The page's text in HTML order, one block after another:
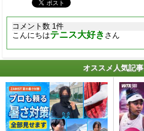
コメント数 1件
こんにちはテニス大好き さん
オススメ人気記事